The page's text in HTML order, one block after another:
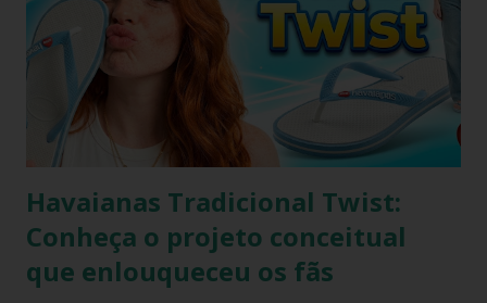
par agora. O que são os caquinhos e por que viraram
tendência? Os caquinhos são aqueles pequenos pedaços de
cerâmica ou azulejo usados em mosaicos típicos das
calçadas brasileiras, especialmente em cidades como Rio de
Janeiro, São Paulo e Minas Gerais. Essa estética r...
Havaianas Tradicional Twist:
Conheça o projeto conceitual
que enlouqueceu os fãs